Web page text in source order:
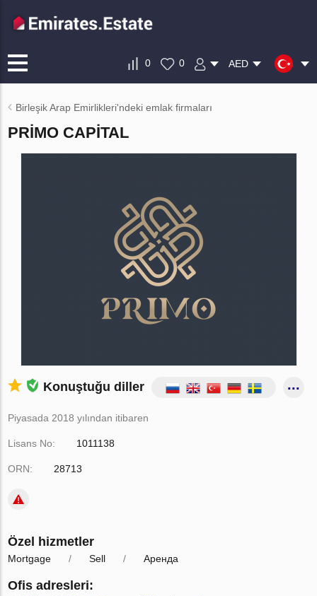
0 0 AED
Birleşik Arap Emirlikleri'ndeki emlak firmaları
PRIMO CAPITAL
Konuştuğu diller
Piyasada 2018 yılından itibaren
Lisans No: 1011138
ORN: 28713
Özel hizmetler
Mortgage Sell Аренда
Ofis adresleri: